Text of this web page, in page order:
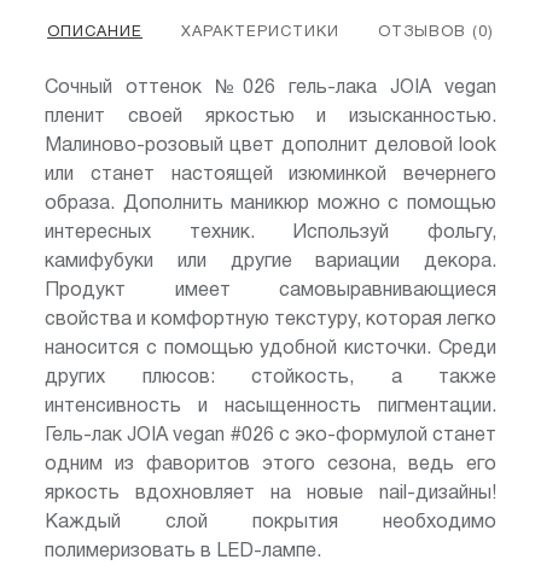
ОПИСАНИЕ ХАРАКТЕРИСТИКИ ОТЗЫВОВ (0)
Сочный оттенок №026 гель-лака JOIA vegan
пленит своей яркостью и изысканностью.
Малиново-розовый цвет дополнит деловой look
или станет настоящей изюминкой вечернего
образа. Дополнить маникюр можно с помощью
интересных техник. Используй фольгу,
камифубуки или другие вариации декора.
Продукт имеет самовыравнивающиеся
свойства и комфортную текстуру, которая легко
наносится с помощью удобной кисточки. Среди
других плюсов: стойкость, а также
интенсивность и насыщенность пигментации.
Гель-лак JOIA vegan #026 с эко-формулой станет
одним из фаворитов этого сезона, ведь его
яркость вдохновляет на новые nail-дизайны!
Каждый слой покрытия необходимо
полимеризовать в LED-лампе.